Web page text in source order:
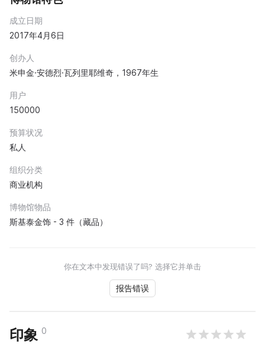
成立日期
2017年4月6日
创办人
米申金·安德烈·瓦列里耶维奇，1967年生
用户
150000
预算状况
私人
组织分类
商业机构
博物馆物品
斯基泰金饰 - 3 件（藏品）
你在文本中发现错误了吗? 选择它并单击
报告错误
印象 0